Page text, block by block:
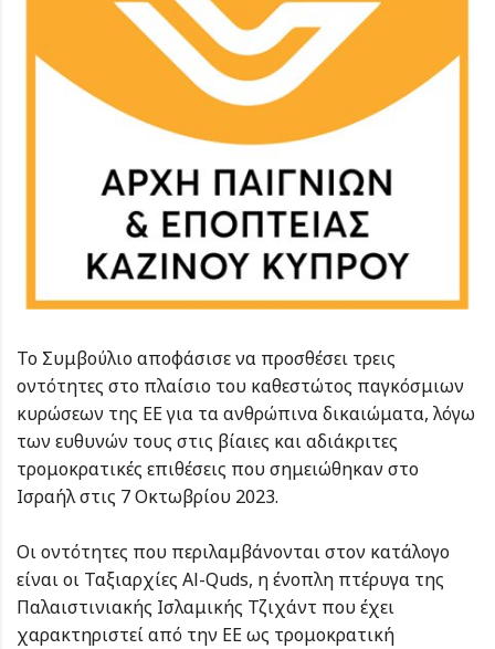
Το Συμβούλιο αποφάσισε να προσθέσει τρεις
οντότητες στο πλαίσιο του καθεστώτος παγκόσμιων
κυρώσεων της ΕΕ για τα ανθρώπινα δικαιώματα, λόγω
των ευθυνών τους στις βίαιες και αδιάκριτες
τρομοκρατικές επιθέσεις που σημειώθηκαν στο
Ισραήλ στις 7 Οκτωβρίου 2023.
Οι οντότητες που περιλαμβάνονται στον κατάλογο
είναι οι Ταξιαρχίες Al-Quds, η ένοπλη πτέρυγα της
Παλαιστινιακής Ισλαμικής Τζιχάντ που έχει
χαρακτηριστεί από την ΕΕ ως τρομοκρατική